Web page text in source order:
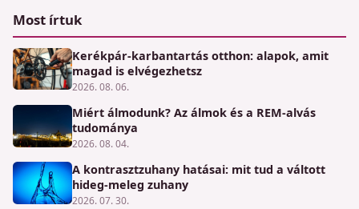
Most írtuk
Kerékpár-karbantartás otthon: alapok, amit
magad is elvégezhetsz
2026. 08. 06.
Miért álmodunk? Az álmok és a REM-alvás
tudománya
2026. 08. 04.
A kontrasztzuhany hatásai: mit tud a váltott
hideg-meleg zuhany
2026. 07. 30.